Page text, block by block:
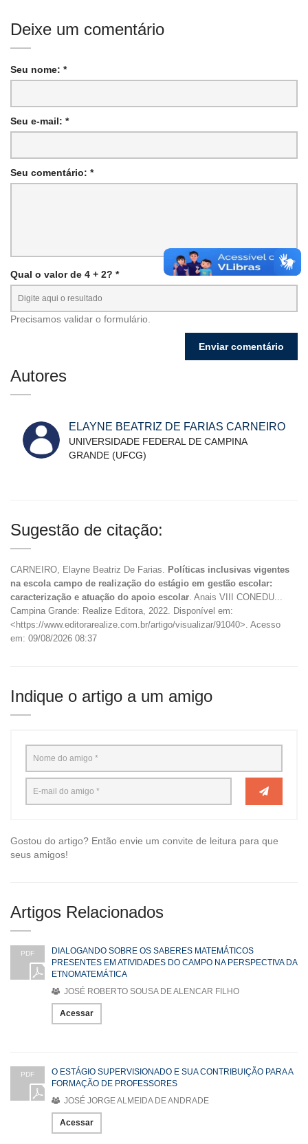
Deixe um comentário
Seu nome: *
Seu e-mail: *
Seu comentário: *
Qual o valor de 4 + 2? *
Precisamos validar o formulário.
Autores
ELAYNE BEATRIZ DE FARIAS CARNEIRO
UNIVERSIDADE FEDERAL DE CAMPINA
GRANDE (UFCG)
Sugestão de citação:
CARNEIRO, Elayne Beatriz De Farias. Políticas inclusivas vigentes
na escola campo de realização do estágio em gestão escolar:
caracterização e atuação do apoio escolar . Anais VIII CONEDU...
Campina Grande: Realize Editora, 2022. Disponível em:
<https://www.editorarealize.com.br/artigo/visualizar/91040>. Acesso
em: 09/08/2026 08:37
Indique o artigo a um amigo
Gostou do artigo? Então envie um convite de leitura para que
seus amigos!
Artigos Relacionados
PDF
DIALOGANDO SOBRE OS SABERES MATEMÁTICOS
PRESENTES EM ATIVIDADES DO CAMPO NA PERSPECTIVA DA
ETNOMATEMÁTICA
JOSÉ ROBERTO SOUSA DE ALENCAR FILHO
Acessar
PDF
O ESTÁGIO SUPERVISIONADO E SUA CONTRIBUIÇÃO PARA A
FORMAÇÃO DE PROFESSORES
JOSÉ JORGE ALMEIDA DE ANDRADE
Acessar